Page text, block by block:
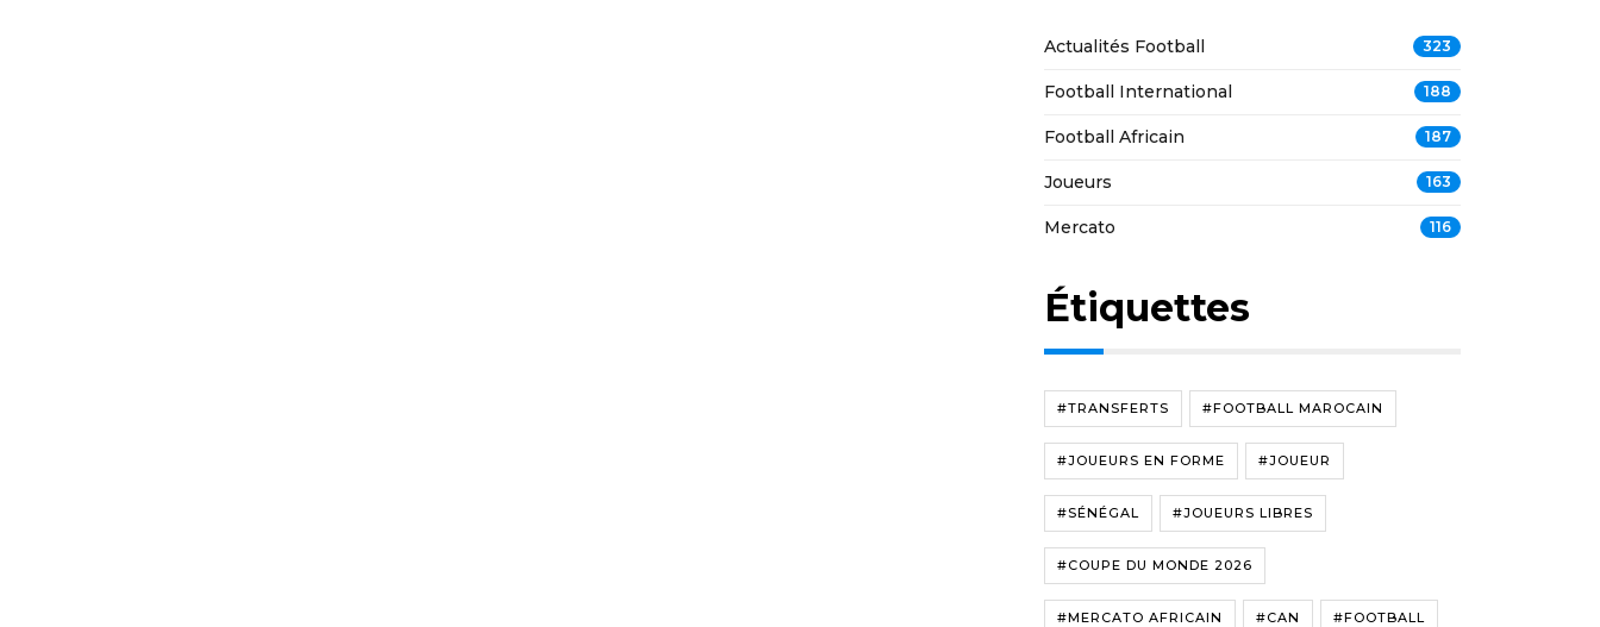
Actualités Football 323
Football International 188
Football Africain 187
Joueurs 163
Mercato 116
Étiquettes
#TRANSFERTS #FOOTBALL MAROCAIN
#JOUEURS EN FORME #JOUEUR
#SÉNÉGAL #JOUEURS LIBRES
#COUPE DU MONDE 2026
#MERCATO AFRICAIN #CAN #FOOTBALL